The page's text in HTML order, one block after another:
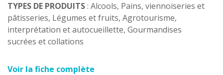
TYPES DE PRODUITS: Alcools, Pains, viennoiseries et
pâtisseries, Légumes et fruits, Agrotourisme,
interprétation et autocueillette, Gourmandises
sucrées et collations
Voir la fiche complète